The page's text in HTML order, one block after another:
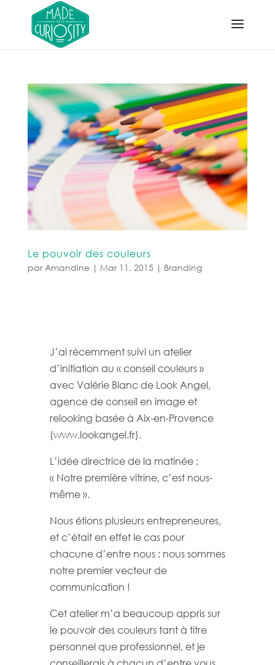
Le pouvoir des couleurs
par Amandine| Mar 11, 2015 | Branding
J’ai récemment suivi un atelier
d’initiation au « conseil couleurs »
avec Valérie Blanc de Look Angel,
agence de conseil en image et
relooking basée à Aix-en-Provence
(www.lookangel.fr).
L’idée directrice de la matinée :
« Notre première vitrine, c’est nous-
même ».
Nous étions plusieurs entrepreneures,
et c’était en effet le cas pour
chacune d’entre nous : nous sommes
notre premier vecteur de
communication !
Cet atelier m’a beaucoup appris sur
le pouvoir des couleurs tant à titre
personnel que professionnel, et je